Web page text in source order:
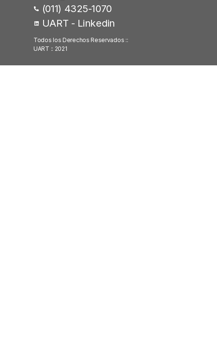
(011) 4325-1070
UART - Linkedin
Todos los Derechos Reservados ::
UART :: 2021